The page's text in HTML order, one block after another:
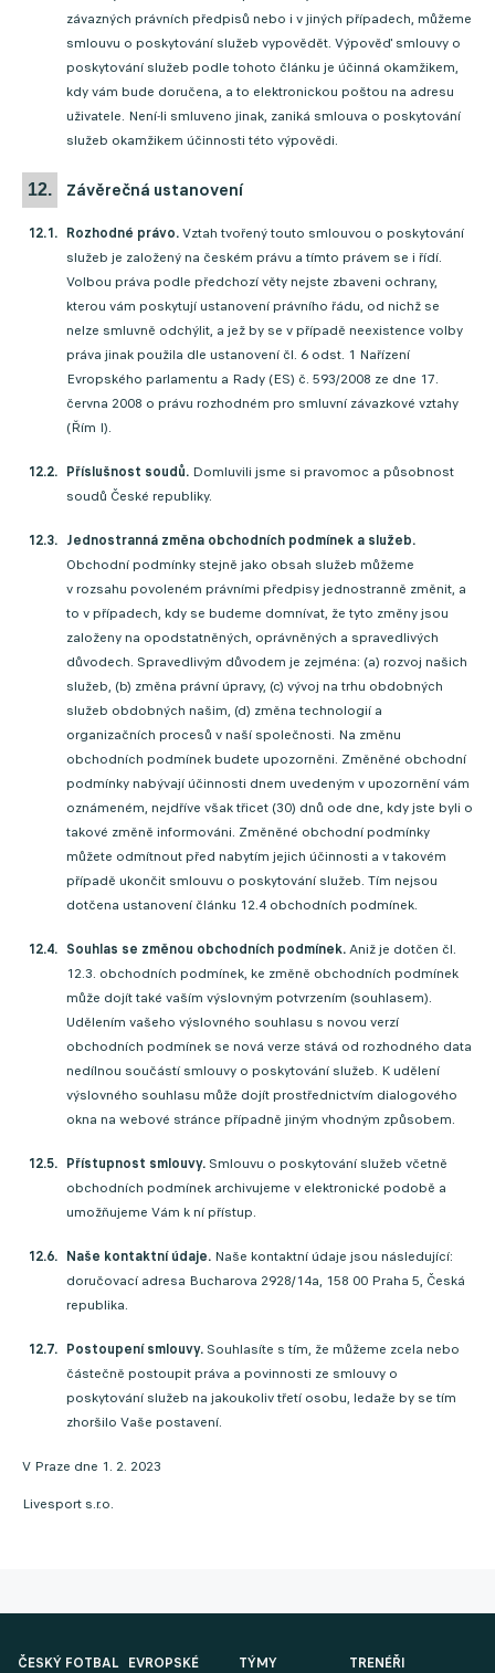
závazných právních předpisů nebo i v jiných případech, můžeme
smlouvu o poskytování služeb vypovědět. Výpověď smlouvy o
poskytování služeb podle tohoto článku je účinná okamžikem,
kdy vám bude doručena, a to elektronickou poštou na adresu
uživatele. Není-li smluveno jinak, zaniká smlouva o poskytování
služeb okamžikem účinnosti této výpovědi.
závěrečná ustanovení
Rozhodné právo.Vztah tvořený touto smlouvou o poskytování
služeb je založený na českém právu a tímto právem se i řídí.
Volbou práva podle předchozí věty nejste zbaveni ochrany,
kterou vám poskytují ustanovení právního řádu, od nichž se
nelze smluvně odchýlit, a jež by se v případě neexistence volby
práva jinak použila dle ustanovení čl. 6 odst. 1 Nařízení
Evropského parlamentu a Rady (ES) č. 593/2008 ze dne 17.
června 2008 o právu rozhodném pro smluvní závazkové vztahy
(Řím I).
Příslušnost soudů. Domluvili jsme si pravomoc a působnost
soudů České republiky.
Jednostranná změna obchodních podmínek a služeb.
Obchodní podmínky stejně jako obsah služeb můžeme
v rozsahu povoleném právními předpisy jednostranně změnit, a
to v případech, kdy se budeme domnívat, že tyto změny jsou
založeny na opodstatněných, oprávněných a spravedlivých
důvodech. Spravedlivým důvodem je zejména: (a) rozvoj našich
služeb, (b) změna právní úpravy, (c) vývoj na trhu obdobných
služeb obdobných našim, (d) změna technologií a
organizačních procesů v naší společnosti. Na změnu
obchodních podmínek budete upozorněni. Změněné obchodní
podmínky nabývají účinnosti dnem uvedeným v upozornění vám
oznámeném, nejdříve však třicet (30) dnů ode dne, kdy jste byli o
takové změně informováni. Změněné obchodní podmínky
můžete odmítnout před nabytím jejich účinnosti a v takovém
případě ukončit smlouvu o poskytování služeb. Tím nejsou
dotčena ustanovení článku 12.4 obchodních podmínek.
Souhlas se změnou obchodních podmínek.Aniž je dotčen čl.
12.3. obchodních podmínek, ke změně obchodních podmínek
může dojít také vaším výslovným potvrzením (souhlasem).
Udělením vašeho výslovného souhlasu s novou verzí
obchodních podmínek se nová verze stává od rozhodného data
nedílnou součástí smlouvy o poskytování služeb. K udělení
výslovného souhlasu může dojít prostřednictvím dialogového
okna na webové stránce případně jiným vhodným způsobem.
Přístupnost smlouvy. Smlouvu o poskytování služeb včetně
obchodních podmínek archivujeme v elektronické podobě a
umožňujeme Vám k ní přístup.
Naše kontaktní údaje. Naše kontaktní údaje jsou následující:
doručovací adresa Bucharova 2928/14a, 158 00 Praha 5, Česká
republika.
Postoupení smlouvy. Souhlasíte s tím, že můžeme zcela nebo
částečně postoupit práva a povinnosti ze smlouvy o
poskytování služeb na jakoukoliv třetí osobu, ledaže by se tím
zhoršilo Vaše postavení.
V Praze dne 1. 2. 2023
Livesport s.r.o.
ČESKÝ FOTBAL
EVROPSKÉ
TÝMY TRENÉŘI